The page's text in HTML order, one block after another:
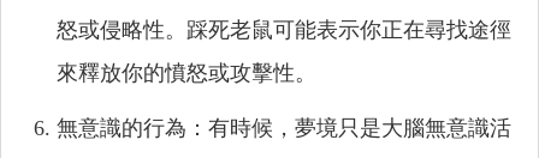
怒或侵略性。踩死老鼠可能表示你正在尋找途徑
來釋放你的憤怒或攻擊性。
無意識的行為：有時候，夢境只是大腦無意識活